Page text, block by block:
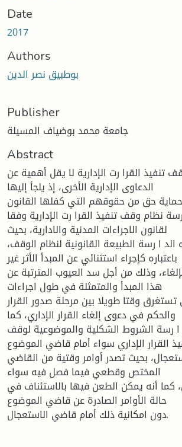
Date
2017
Authors
بوطبیق نصر الدین
Publisher
جامعة محمد بوضياف المسيلة
Abstract
تنفيذ القرا رت الإدارية لا يقل أهمية عن
الدعاوى الإدارية الأخرى، إذ يلجأ إليها
حماية حق من حقوقهم التي كفلها القانون.
نظام وقف تنفيذ القرا رت الإدارية وفقا
لقانون الاجراءات المدنية والادارية، بحيث
ا رسة الطبيعة القانونية لنظام الوقف،
باعتباره كإجراء استثنائي عن المبدأ الأثر غير
وذلك من أجل سد العيوب المترتبة عن
هذا المبدأ والمتمثلة في طول اجراءات
وقتا طويلا بين مرحلة صدور القرار
والحكم في دعوى إلغاء القرار الإداري، كما
رسة الشروط الشكلية والموضوعية لوقف
القرار الإداري سواء أمام قاضي الموضوع
بحيث تصدر أوامر وقتية من القاضي
المختص وقطعي فيما فصل فيه سواء
كما أنه يمكن الطعن فيها بالاستئناف في
حالة الأوامر الصادرة عن قاضي الموضوع
دون امكانية ذلك أمام قاضي الاستعجال.